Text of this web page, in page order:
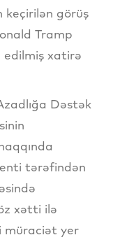
keçirilən görüş
Tramp
xatirə
Dəstək
tərəfindən
xətti ilə
müraciət yer